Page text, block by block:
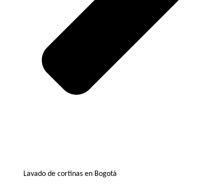
Lavado de cortinas en Bogotá